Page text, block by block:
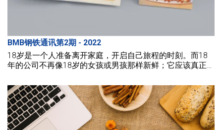
BMB钢铁通讯第2期 - 2022
18岁是一个人准备离开家庭，开启自己旅程的时刻。而18
年的公司不再像18岁的女孩或男孩那样新鲜；它应该真正成
它是提高和接受自己的道路。在18岁时，有时我们需要一个
环境、一个机会和一个背景来展现我们最内心的自我。继续
追求我们的梦想，展现真实的自我。创造性地思考，寻找每
一个可能的方法来应对旅途中遇到的任何挑战。保持乐观。
成熟与否，取决于我们自己。